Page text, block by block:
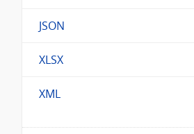
JSON
XLSX
XML